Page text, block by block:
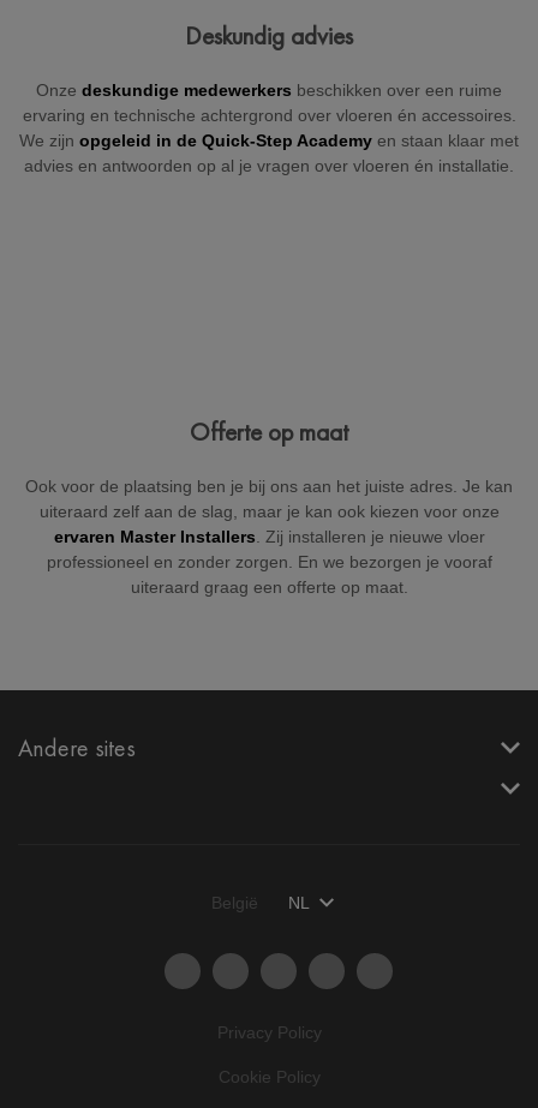
Deskundig advies
Onze deskundige medewerkers beschikken over een ruime
ervaring en technische achtergrond over vloeren én accessoires.
We zijn opgeleid in de Quick-Step Academy en staan klaar met
advies en antwoorden op al je vragen over vloeren én installatie.
Offerte op maat
Ook voor de plaatsing ben je bij ons aan het juiste adres. Je kan
uiteraard zelf aan de slag, maar je kan ook kiezen voor onze
ervaren Master Installers . Zij installeren je nieuwe vloer
professioneel en zonder zorgen. En we bezorgen je vooraf
uiteraard graag een offerte op maat.
Andere sites
Privacy Policy
Cookie Policy
België NL